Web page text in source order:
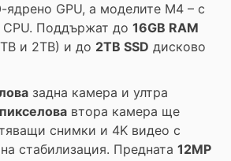
ядрено GPU, а моделите M4 – с
Поддържат до 16GB RAM
и 2TB) и до 2TB SSD дисково
задна камера и ултра
втора камера ще
снимки и 4K видео с
стабилизация. Предната 12MP